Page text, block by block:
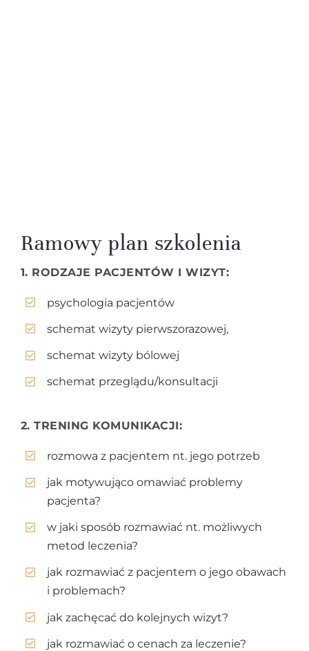
Ramowy plan szkolenia
1. RODZAJE PACJENTÓW I WIZYT:
psychologia pacjentów
schemat wizyty pierwszorazowej,
schemat wizyty bólowej
schemat przeglądu/konsultacji
2. TRENING KOMUNIKACJI:
rozmowa z pacjentem nt. jego potrzeb
jak motywująco omawiać problemy
pacjenta?
w jaki sposób rozmawiać nt. możliwych
metod leczenia?
jak rozmawiać z pacjentem o jego obawach
i problemach?
jak zachęcać do kolejnych wizyt?
jak rozmawiać o cenach za leczenie?